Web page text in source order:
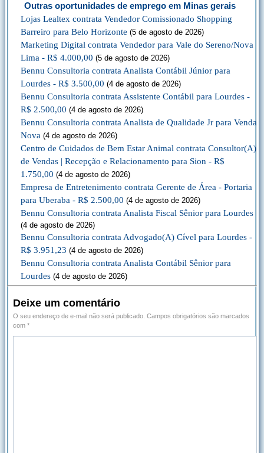
Outras oportunidades de emprego em Minas gerais
Lojas Lealtex contrata Vendedor Comissionado Shopping
Barreiro para Belo Horizonte (5 de agosto de 2026)
Marketing Digital contrata Vendedor para Vale do Sereno/Nova
Lima - R$ 4.000,00 (5 de agosto de 2026)
Bennu Consultoria contrata Analista Contábil Júnior para
Lourdes - R$ 3.500,00 (4 de agosto de 2026)
Bennu Consultoria contrata Assistente Contábil para Lourdes -
R$ 2.500,00 (4 de agosto de 2026)
Bennu Consultoria contrata Analista de Qualidade Jr para Venda
Nova (4 de agosto de 2026)
Centro de Cuidados de Bem Estar Animal contrata Consultor(A)
de Vendas | Recepção e Relacionamento para Sion - R$
1.750,00 (4 de agosto de 2026)
Empresa de Entretenimento contrata Gerente de Área - Portaria
para Uberaba - R$ 2.500,00 (4 de agosto de 2026)
Bennu Consultoria contrata Analista Fiscal Sênior para Lourdes
(4 de agosto de 2026)
Bennu Consultoria contrata Advogado(A) Cível para Lourdes -
R$ 3.951,23 (4 de agosto de 2026)
Bennu Consultoria contrata Analista Contábil Sênior para
Lourdes (4 de agosto de 2026)
Deixe um comentário
O seu endereço de e-mail não será publicado. Campos obrigatórios são marcados
com *